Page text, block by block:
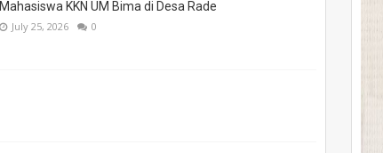
Mahasiswa KKN UM Bima di Desa Rade
July 25, 2026 0